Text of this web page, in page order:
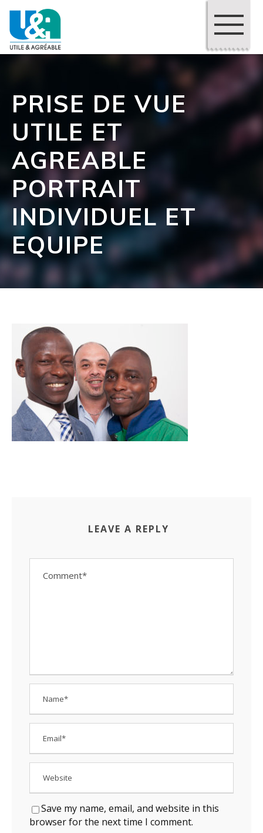
PRISE DE VUE
UTILE ET
AGREABLE
PORTRAIT
INDIVIDUEL ET
EQUIPE
LEAVE A REPLY
Save my name, email, and website in this
browser for the next time I comment.